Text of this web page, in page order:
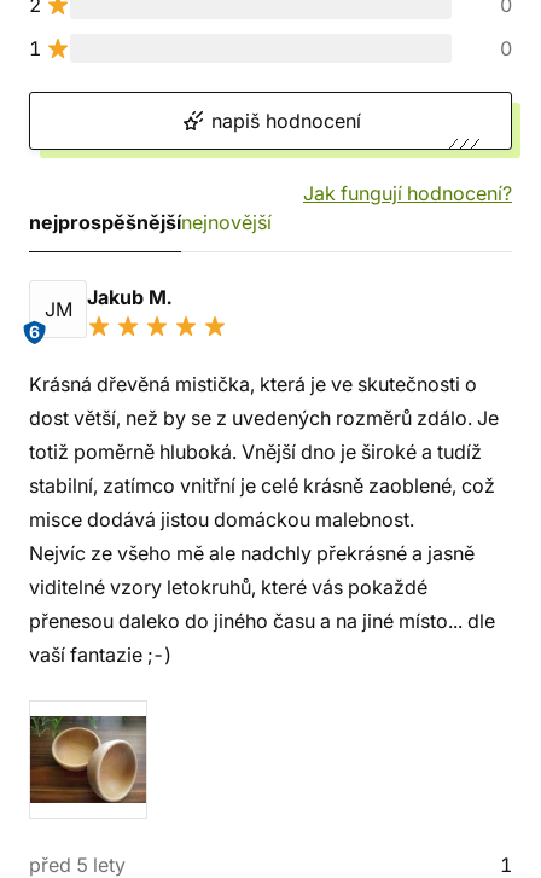
2
0
1
0
napiš hodnocení
Jak fungují hodnocení?
nejprospěšnějšínejnovější
JM
6
Jakub M.
Krásná dřevěná mistička, která je ve skutečnosti o
dost větší, než by se z uvedených rozměrů zdálo. Je
totiž poměrně hluboká. Vnější dno je široké a tudíž
stabilní, zatímco vnitřní je celé krásně zaoblené, což
misce dodává jistou domáckou malebnost.
Nejvíc ze všeho mě ale nadchly překrásné a jasně
viditelné vzory letokruhů, které vás pokaždé
přenesou daleko do jiného času a na jiné místo... dle
vaší fantazie ;-)
před 5 lety 1